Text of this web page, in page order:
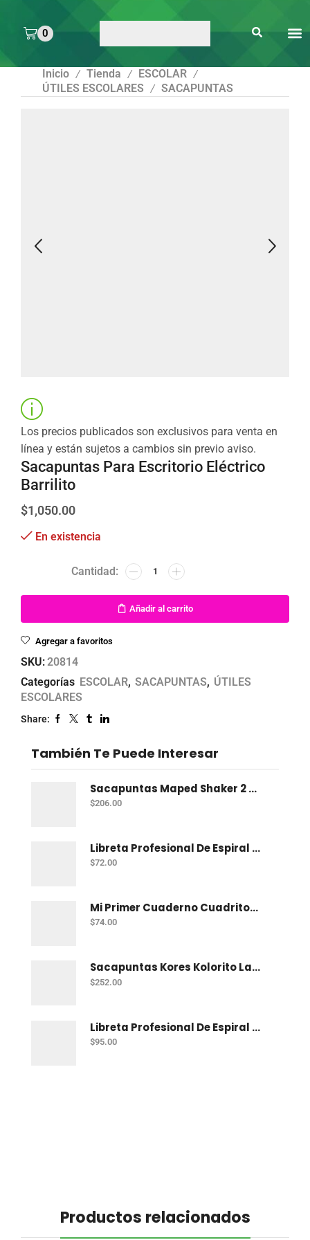
0
Inicio / Tienda / ESCOLAR /
ÚTILES ESCOLARES / SACAPUNTAS
Los precios publicados son exclusivos para venta en
línea y están sujetos a cambios sin previo aviso.
Sacapuntas Para Escritorio Eléctrico
Barrilito
$1,050.00
En existencia
Añadir al carrito
Agregar a favoritos
SKU:20814
Categorías ESCOLAR, SACAPUNTAS, ÚTILES
ESCOLARES
Share:
También Te Puede Interesar
Sacapuntas Maped Shaker 2 Orificios - Bote Con 12
$206.00
Libreta Profesional De Espiral Norma Color 100 H C-7
$72.00
Mi Primer Cuaderno Cuadritos "A" (10Mm) 50 Hojas Norma
$74.00
Sacapuntas Kores Kolorito Lapiz 1 Orif C/20
$252.00
Libreta Profesional De Espiral Printaform Arcoiris Pastel 100 H Ry
$95.00
Productos relacionados